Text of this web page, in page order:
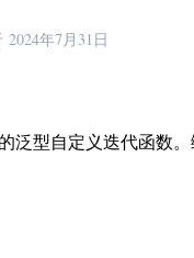
2024年7月31日
泛型自定义迭代函数